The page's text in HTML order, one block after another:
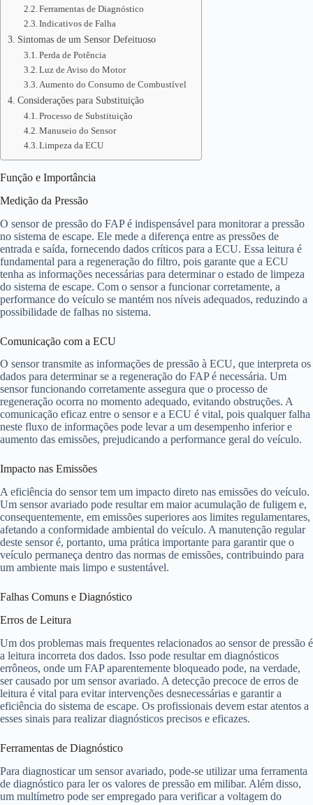
Ferramentas de Diagnóstico
Indicativos de Falha
Sintomas de um Sensor Defeituoso
Perda de Potência
Luz de Aviso do Motor
Aumento do Consumo de Combustível
Considerações para Substituição
Processo de Substituição
Manuseio do Sensor
Limpeza da ECU
Função e Importância
Medição da Pressão
O sensor de pressão do FAP é indispensável para monitorar a pressão
no sistema de escape. Ele mede a diferença entre as pressões de
entrada e saída, fornecendo dados críticos para a ECU. Essa leitura é
fundamental para a regeneração do filtro, pois garante que a ECU
tenha as informações necessárias para determinar o estado de limpeza
do sistema de escape. Com o sensor a funcionar corretamente, a
performance do veículo se mantém nos níveis adequados, reduzindo a
possibilidade de falhas no sistema.
Comunicação com a ECU
O sensor transmite as informações de pressão à ECU, que interpreta os
dados para determinar se a regeneração do FAP é necessária. Um
sensor funcionando corretamente assegura que o processo de
regeneração ocorra no momento adequado, evitando obstruções. A
comunicação eficaz entre o sensor e a ECU é vital, pois qualquer falha
neste fluxo de informações pode levar a um desempenho inferior e
aumento das emissões, prejudicando a performance geral do veículo.
Impacto nas Emissões
A eficiência do sensor tem um impacto direto nas emissões do veículo.
Um sensor avariado pode resultar em maior acumulação de fuligem e,
consequentemente, em emissões superiores aos limites regulamentares,
afetando a conformidade ambiental do veículo. A manutenção regular
deste sensor é, portanto, uma prática importante para garantir que o
veículo permaneça dentro das normas de emissões, contribuindo para
um ambiente mais limpo e sustentável.
Falhas Comuns e Diagnóstico
Erros de Leitura
Um dos problemas mais frequentes relacionados ao sensor de pressão é
a leitura incorreta dos dados. Isso pode resultar em diagnósticos
errôneos, onde um FAP aparentemente bloqueado pode, na verdade,
ser causado por um sensor avariado. A detecção precoce de erros de
leitura é vital para evitar intervenções desnecessárias e garantir a
eficiência do sistema de escape. Os profissionais devem estar atentos a
esses sinais para realizar diagnósticos precisos e eficazes.
Ferramentas de Diagnóstico
Para diagnosticar um sensor avariado, pode-se utilizar uma ferramenta
de diagnóstico para ler os valores de pressão em milibar. Além disso,
um multímetro pode ser empregado para verificar a voltagem do